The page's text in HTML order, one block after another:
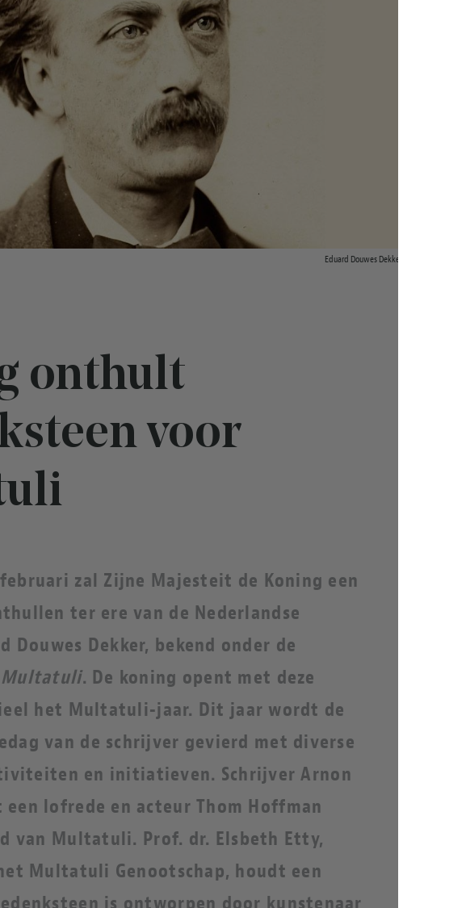
Eduard Douwes Dekker in 1864
onthult
voor
februari zal Zijne Majesteit de Koning een
ter ere van de Nederlandse
Douwes Dekker, bekend onder de
Multatuli. De koning opent met deze
het Multatuli-jaar. Dit jaar wordt de
van de schrijver gevierd met diverse
en initiatieven. Schrijver Arnon
een lofrede en acteur Thom Hoffman
van Multatuli. Prof. dr. Elsbeth Etty,
Multatuli Genootschap, houdt een